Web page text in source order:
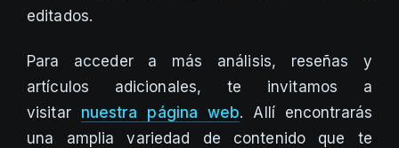
editados.
Para acceder a más análisis, reseñas y
artículos adicionales, te invitamos a
visitar nuestra página web. Allí encontrarás
una amplia variedad de contenido que te